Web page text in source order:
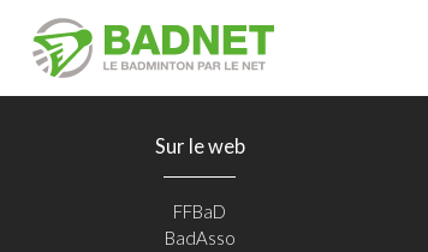
Sur le web
FFBaD
BadAsso